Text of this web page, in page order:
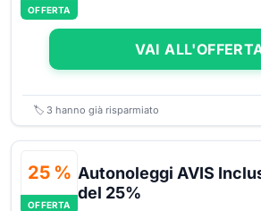
OFFERTA
VAI
🏷️ 3 hanno già risparmiato
25 %
OFFERTA
Autonoleggi AVIS
del 25%